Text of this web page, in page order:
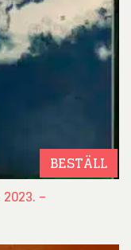
BESTÄLL
–